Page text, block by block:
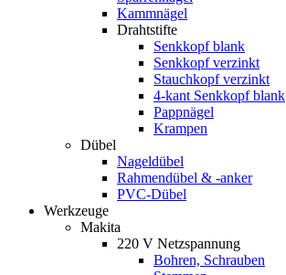
Kammnägel
Drahtstifte
Senkkopf blank
Senkkopf verzinkt
Stauchkopf verzinkt
4-kant Senkkopf blank
Pappnägel
Krampen
Dübel
Nageldübel
Rahmendübel & -anker
PVC-Dübel
Werkzeuge
Makita
220 V Netzspannung
Bohren, Schrauben